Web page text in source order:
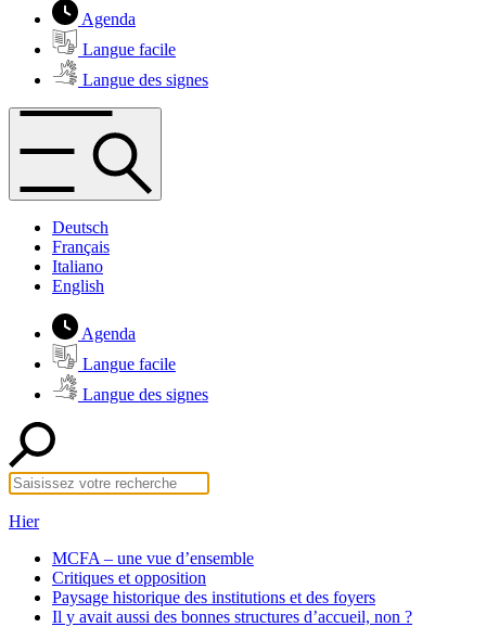
Agenda
Langue facile
Langue des signes
Deutsch
Français
Italiano
English
Agenda
Langue facile
Langue des signes
Hier
MCFA – une vue d’ensemble
Critiques et opposition
Paysage historique des institutions et des foyers
Il y avait aussi des bonnes structures d’accueil, non ?